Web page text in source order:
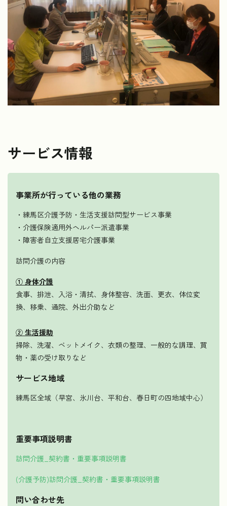
サービス情報
事業所が行っている他の業務
・練馬区介護予防・生活支援訪問型サービス事業
・介護保険適用外ヘルパー派遣事業
・障害者自立支援居宅介護事業
訪問介護の内容
① 身体介護
食事、排泄、入浴・清拭、身体整容、洗面、更衣、体位変
換、移乗、通院、外出介助など
② 生活援助
掃除、洗濯、ベットメイク、衣類の整理、一般的な調理、買
物・薬の受け取りなど
サービス地域
練馬区全域（早宮、氷川台、平和台、春日町の四地域中心）
重要事項説明書
訪問介護_契約書・重要事項説明書
(介護予防)訪問介護_契約書・重要事項説明書
問い合わせ先